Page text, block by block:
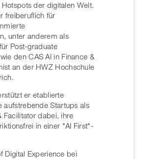
der digitalen Welt.
freiberuflich für
unter anderem als
Post-graduate
den CAS AI in Finance &
an der HWZ Hochschule
er etablierte
aufstrebende Startups als
Facilitator dabei, ihre
in einer "AI First"-
Digital Experience bei